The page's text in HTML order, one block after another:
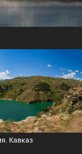
Кавказ